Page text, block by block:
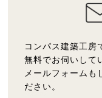
コンパス建築工房
無料でお伺いして
メールフォームも
ださい。